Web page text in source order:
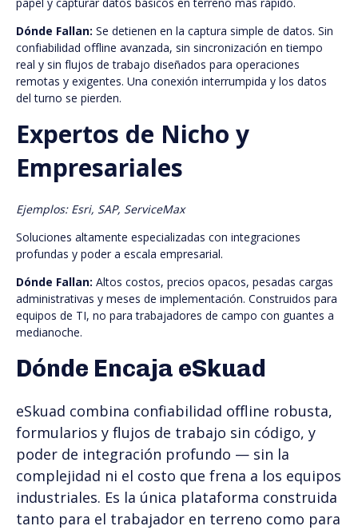
Dónde Fallan: Se detienen en la captura simple de datos. Sin
confiabilidad offline avanzada, sin sincronización en tiempo
real y sin flujos de trabajo diseñados para operaciones
remotas y exigentes. Una conexión interrumpida y los datos
del turno se pierden.
Expertos de Nicho y
Empresariales
Ejemplos: Esri, SAP, ServiceMax
Soluciones altamente especializadas con integraciones
profundas y poder a escala empresarial.
Dónde Fallan: Altos costos, precios opacos, pesadas cargas
administrativas y meses de implementación. Construidos para
equipos de TI, no para trabajadores de campo con guantes a
medianoche.
Dónde Encaja eSkuad
eSkuad combina confiabilidad offline robusta,
formularios y flujos de trabajo sin código, y
poder de integración profundo — sin la
complejidad ni el costo que frena a los equipos
industriales. Es la única plataforma construida
tanto para el trabajador en terreno como para